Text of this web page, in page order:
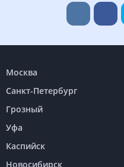
Москва
Санкт-Петербург
Грозный
Уфа
Каспийск
Новосибирск